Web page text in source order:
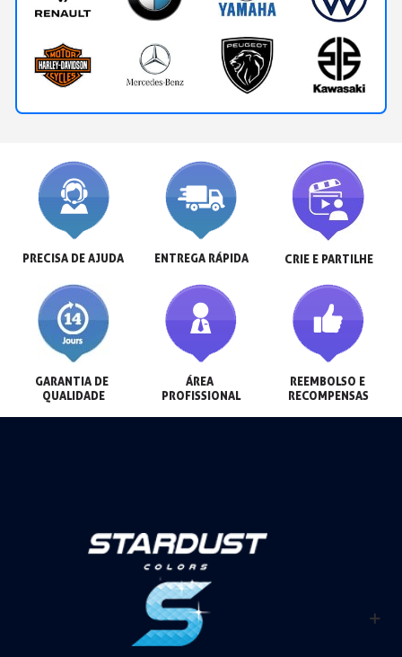
PRECISA DE AJUDA ENTREGA RÁPIDA CRIE E PARTILHE
GARANTIA DE
QUALIDADE
ÁREA
PROFISSIONAL
REEMBOLSO E
RECOMPENSAS